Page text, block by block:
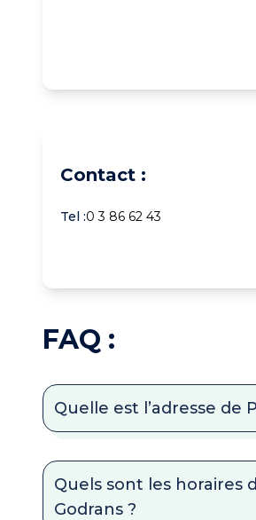
Contact :
Tel :0 3 86 62 43
FAQ :
Quelle est l’adresse de
Quels sont les horaires
Godrans ?